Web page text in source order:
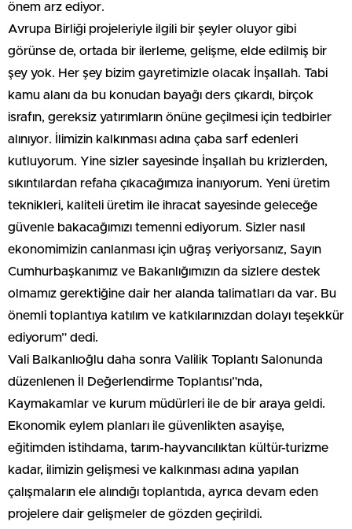
önem arz ediyor.
Avrupa Birliği projeleriyle ilgili bir şeyler oluyor gibi
görünse de, ortada bir ilerleme, gelişme, elde edilmiş bir
şey yok. Her şey bizim gayretimizle olacak İnşallah. Tabi
kamu alanı da bu konudan bayağı ders çıkardı, birçok
israfın, gereksiz yatırımların önüne geçilmesi için tedbirler
alınıyor. İlimizin kalkınması adına çaba sarf edenleri
kutluyorum. Yine sizler sayesinde İnşallah bu krizlerden,
sıkıntılardan refaha çıkacağımıza inanıyorum. Yeni üretim
teknikleri, kaliteli üretim ile ihracat sayesinde geleceğe
güvenle bakacağımızı temenni ediyorum. Sizler nasıl
ekonomimizin canlanması için uğraş veriyorsanız, Sayın
Cumhurbaşkanımız ve Bakanlığımızın da sizlere destek
olmamız gerektiğine dair her alanda talimatları da var. Bu
önemli toplantıya katılım ve katkılarınızdan dolayı teşekkür
ediyorum” dedi.
Vali Balkanlıoğlu daha sonra Valilik Toplantı Salonunda
düzenlenen İl Değerlendirme Toplantısı”nda,
Kaymakamlar ve kurum müdürleri ile de bir araya geldi.
Ekonomik eylem planları ile güvenlikten asayişe,
eğitimden istihdama, tarım-hayvancılıktan kültür-turizme
kadar, ilimizin gelişmesi ve kalkınması adına yapılan
çalışmaların ele alındığı toplantıda, ayrıca devam eden
projelere dair gelişmeler de gözden geçirildi.